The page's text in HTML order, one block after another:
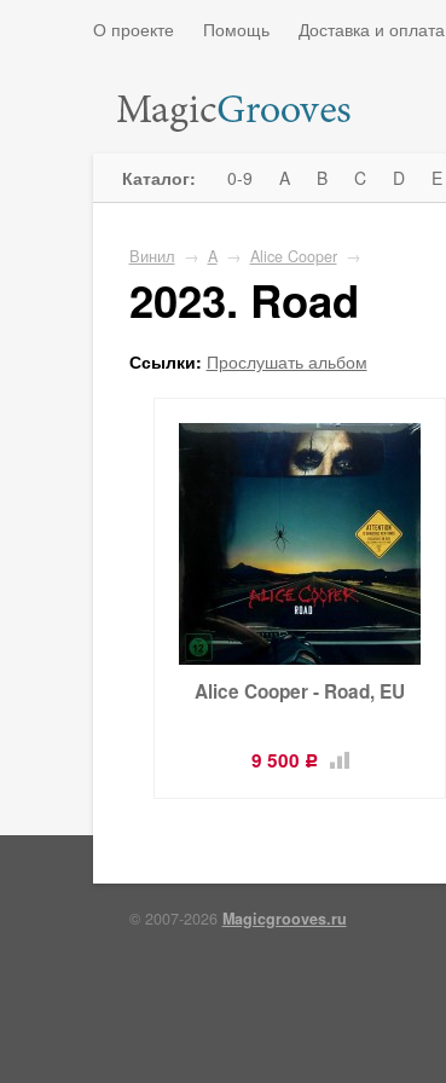
О проекте Помощь Доставка и оплата
Каталог: 0-9 A B C D E
Винил → A → Alice Cooper →
2023. Road
Ссылки: Прослушать альбом
Alice Cooper - Road, EU
9 500 Р
© 2007-2026 Magicgrooves.ru